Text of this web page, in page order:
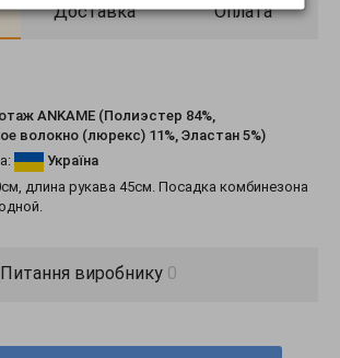
Доставка Оплата
ANKAME (Полиэстер 84%,
волокно (люрекс) 11%, Эластан 5%)
Україна
длина рукава 45см. Посадка комбинезона
Питання виробнику 0